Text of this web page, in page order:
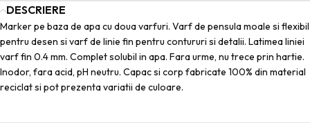
DESCRIERE
Marker pe baza de apa cu doua varfuri. Varf de pensula moale si flexibil
pentru desen si varf de linie fin pentru contururi si detalii. Latimea liniei
varf fin 0.4 mm. Complet solubil in apa. Fara urme, nu trece prin hartie.
Inodor, fara acid, pH neutru. Capac si corp fabricate 100% din material
reciclat si pot prezenta variatii de culoare.